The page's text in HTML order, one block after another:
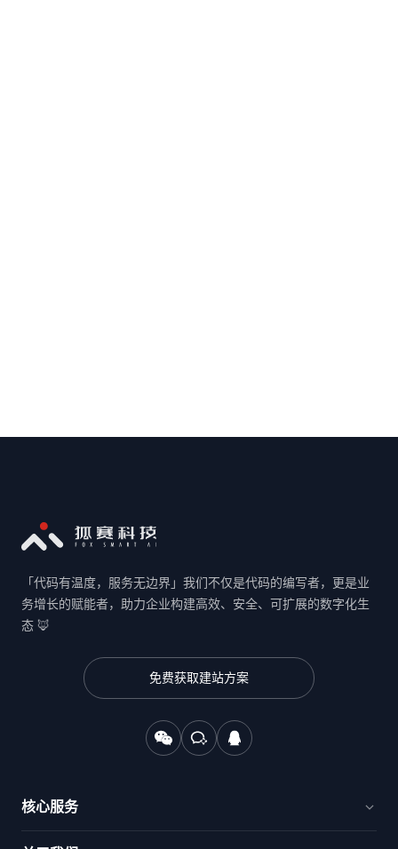
「代码有温度，服务无边界」我们不仅是代码的编写者，更是业
务增长的赋能者，助力企业构建高效、安全、可扩展的数字化生
态 🦊
免费获取建站方案
核心服务